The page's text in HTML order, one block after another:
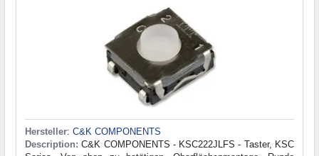
Hersteller: C&K COMPONENTS
Description: C&K COMPONENTS - KSC222JLFS - Taster, KSC